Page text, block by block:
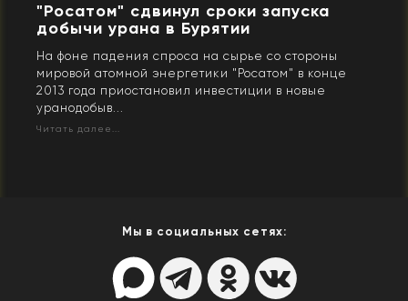
"Росатом" сдвинул сроки запуска
добычи урана в Бурятии
На фоне падения спроса на сырье со стороны
мировой атомной энергетики "Росатом" в конце
2013 года приостановил инвестиции в новые
уранодобыв...
Читать далее...
Мы в социальных сетях: